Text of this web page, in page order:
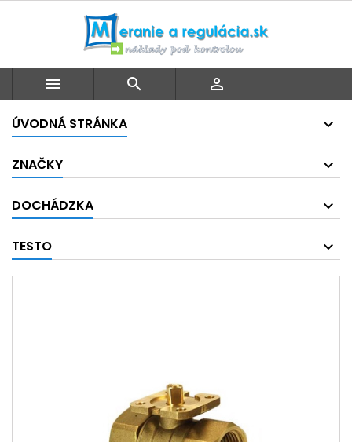
  
ÚVODNÁ STRÁNKA
ZNAČKY
DOCHÁDZKA
TESTO